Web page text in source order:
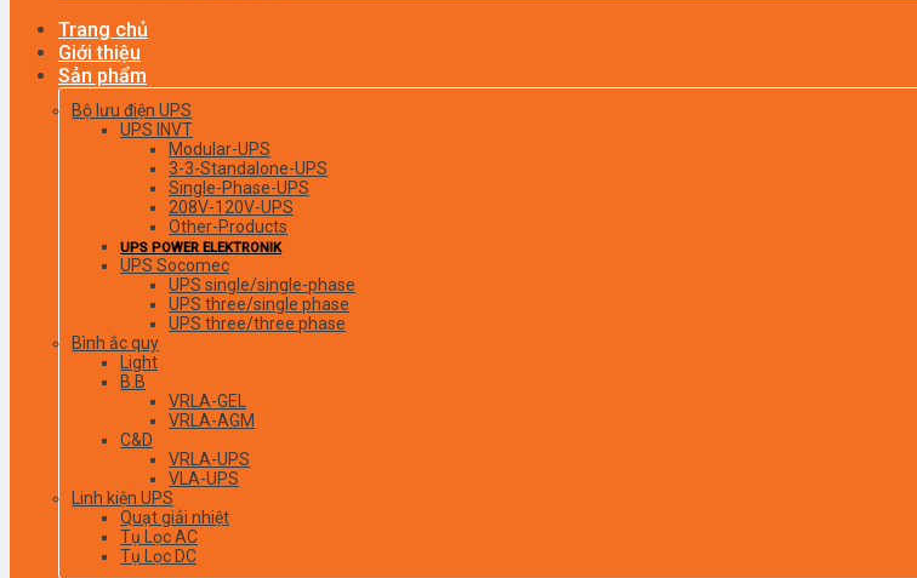
Trang chủ
Giới thiệu
Sản phẩm
Bộ lưu điện UPS
UPS INVT
Modular-UPS
3-3-Standalone-UPS
Single-Phase-UPS
208V-120V-UPS
Other-Products
UPS POWER ELEKTRONIK
UPS Socomec
UPS single/single-phase
UPS three/single phase
UPS three/three phase
Bình ắc quy
Light
B.B
VRLA-GEL
VRLA-AGM
C&D
VRLA-UPS
VLA-UPS
Linh kiện UPS
Quạt giải nhiệt
Tụ Lọc AC
Tụ Lọc DC